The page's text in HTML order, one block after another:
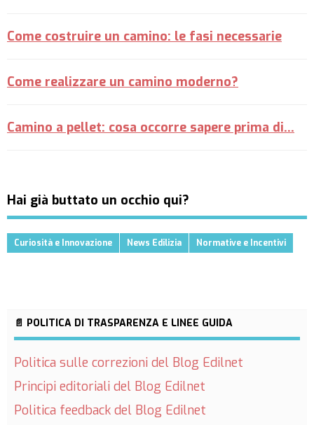
Come costruire un camino: le fasi necessarie
Come realizzare un camino moderno?
Camino a pellet: cosa occorre sapere prima di...
Hai già buttato un occhio qui?
Curiosità e Innovazione News Edilizia Normative e Incentivi
📄 POLITICA DI TRASPARENZA E LINEE GUIDA
Politica sulle correzioni del Blog Edilnet
Principi editoriali del Blog Edilnet
Politica feedback del Blog Edilnet